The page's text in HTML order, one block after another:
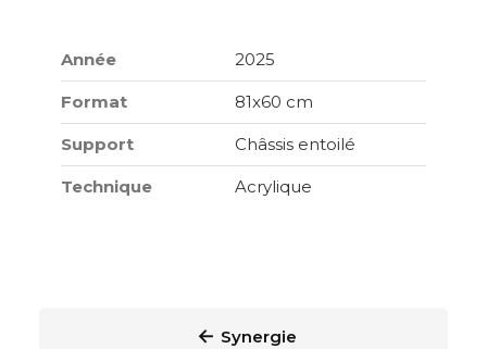
Année 2025
Format 81x60 cm
Support Châssis entoilé
Technique Acrylique
← Synergie